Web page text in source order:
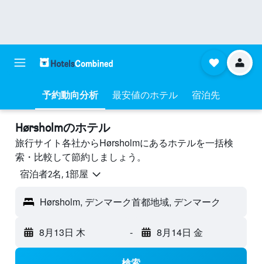
予約動向分析 最安値のホテル 宿泊先
Hørsholmのホテル
旅行サイト各社からHørsholmにあるホテルを一括検
索・比較して節約しましょう。
宿泊者2名, 1​部屋
Hørsholm, デンマーク首都地域, デンマーク
8月13日 木 - 8月14日 金